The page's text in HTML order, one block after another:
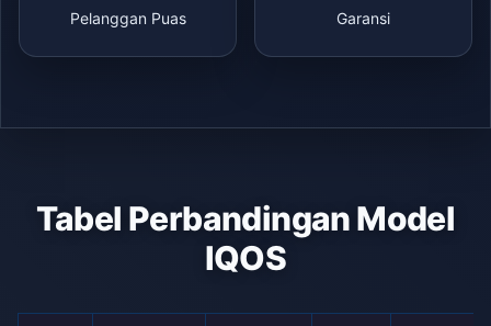
Pelanggan Puas Garansi
Tabel Perbandingan Model
IQOS